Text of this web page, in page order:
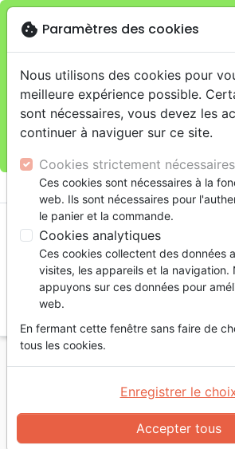
Je veux retirer ma commande
Genèveclose
warningCette boutique en ligne est
magasin.
Pour les livraisons à domicile,
commandes sur la boutique La
Accueil Musique
Louange,
Lumière d'éternité [CD] - Chants
un temps de deuil ou de souffrance
Lumière d'éternité [CD]
cookie Paramètres des cookies
Nous utilisons des cookies pour
meilleure expérience possible.
sont nécessaires, vous devez les
continuer à naviguer sur ce site.
Cookies strictement nécessaires
Ces cookies sont nécessaires à la
web. Ils sont nécessaires pour
le panier et la commande.
Cookies analytiques
Ces cookies collectent des données
visites, les appareils et la navigation.
appuyons sur ces données pour
web.
En fermant cette fenêtre sans faire de
tous les cookies.
Accepter tous
Enregistrer le